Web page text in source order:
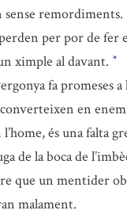
sense remordiments.
perden per por de fer
ximple al davant. *
fa promeses a
en
és una falta
de la boca de
que un mentider
malament.